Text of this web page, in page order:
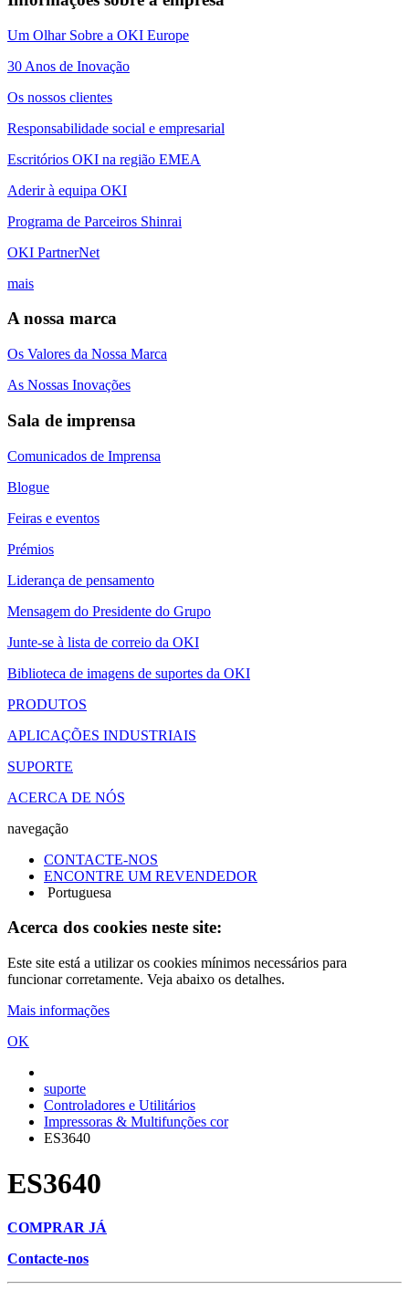
Um Olhar Sobre a OKI Europe
30 Anos de Inovação
Os nossos clientes
Responsabilidade social e empresarial
Escritórios OKI na região EMEA
Aderir à equipa OKI
Programa de Parceiros Shinrai
OKI PartnerNet
mais
A nossa marca
Os Valores da Nossa Marca
As Nossas Inovações
Sala de imprensa
Comunicados de Imprensa
Blogue
Feiras e eventos
Prémios
Liderança de pensamento
Mensagem do Presidente do Grupo
Junte-se à lista de correio da OKI
Biblioteca de imagens de suportes da OKI
PRODUTOS
APLICAÇÕES INDUSTRIAIS
SUPORTE
ACERCA DE NÓS
navegação
CONTACTE-NOS
ENCONTRE UM REVENDEDOR
Portuguesa
Acerca dos cookies neste site:
Este site está a utilizar os cookies mínimos necessários para
funcionar corretamente. Veja abaixo os detalhes.
Mais informações
OK
suporte
Controladores e Utilitários
Impressoras & Multifunções cor
ES3640
ES3640
COMPRAR JÁ
Contacte-nos